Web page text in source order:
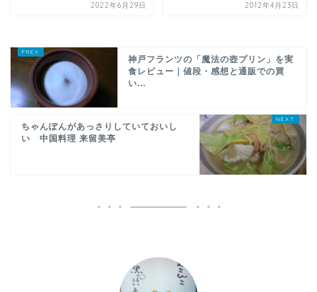
2022年6月29日 2012年4月23日
神戸フランツの「魔法の壺プリン」を実
食レビュー｜値段・感想と通販での買
い...
ちゃんぽんがあっさりしていておいし
い 中国料理 来留美亭